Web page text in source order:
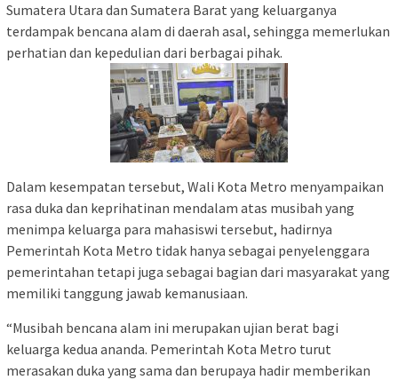
Sumatera Utara dan Sumatera Barat yang keluarganya
terdampak bencana alam di daerah asal, sehingga memerlukan
perhatian dan kepedulian dari berbagai pihak.
Dalam kesempatan tersebut, Wali Kota Metro menyampaikan
rasa duka dan keprihatinan mendalam atas musibah yang
menimpa keluarga para mahasiswi tersebut, hadirnya
Pemerintah Kota Metro tidak hanya sebagai penyelenggara
pemerintahan tetapi juga sebagai bagian dari masyarakat yang
memiliki tanggung jawab kemanusiaan.
“Musibah bencana alam ini merupakan ujian berat bagi
keluarga kedua ananda. Pemerintah Kota Metro turut
merasakan duka yang sama dan berupaya hadir memberikan